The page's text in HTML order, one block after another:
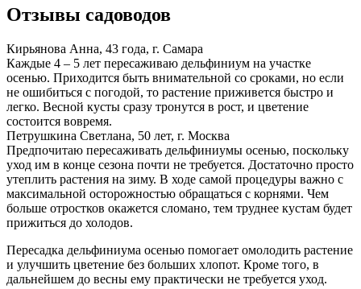
Отзывы садоводов
Кирьянова Анна, 43 года, г. Самара
Каждые 4 – 5 лет пересаживаю дельфиниум на участке
осенью. Приходится быть внимательной со сроками, но если
не ошибиться с погодой, то растение приживется быстро и
легко. Весной кусты сразу тронутся в рост, и цветение
состоится вовремя.
Петрушкина Светлана, 50 лет, г. Москва
Предпочитаю пересаживать дельфиниумы осенью, поскольку
уход им в конце сезона почти не требуется. Достаточно просто
утеплить растения на зиму. В ходе самой процедуры важно с
максимальной осторожностью обращаться с корнями. Чем
больше отростков окажется сломано, тем труднее кустам будет
прижиться до холодов.
Пересадка дельфиниума осенью помогает омолодить растение
и улучшить цветение без больших хлопот. Кроме того, в
дальнейшем до весны ему практически не требуется уход.